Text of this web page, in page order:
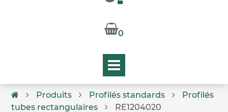
0
Produits Profilés standards
Profilés
tubes rectangulaires
RE1204020